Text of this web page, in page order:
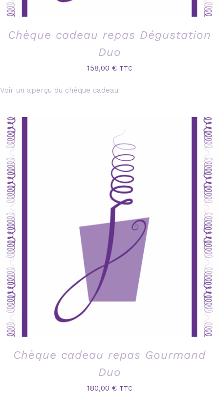
Chèque cadeau repas Dégustation
Duo
158,00 € TTC
Voir un aperçu du chèque cadeau
Chèque cadeau repas Gourmand
Duo
180,00 € TTC